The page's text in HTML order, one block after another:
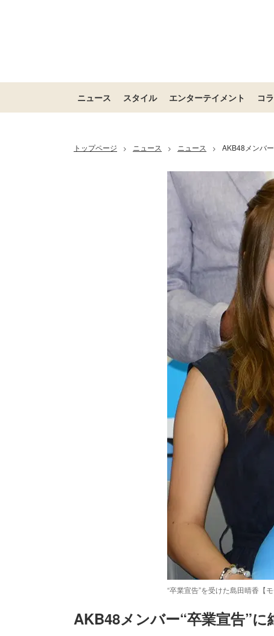
ニュース スタイル エンターテイメント コ
トップページ > ニュース > ニュース > AKB48メンバ
“卒業宣告”を受けた島田晴香【モ
AKB48メンバー“卒業宣告”